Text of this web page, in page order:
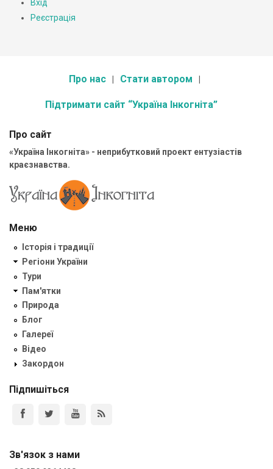
Вхід
Реєстрація
Про нас Стати автором
Підтримати сайт “Україна Інкогніта”
Про сайт
«Україна Інкогніта» - неприбутковий проект ентузіастів
краєзнавства.
Меню
Історія і традиції
Регіони України
Тури
Пам'ятки
Природа
Блог
Галереї
Відео
Закордон
Підпишіться
Зв'язок з нами